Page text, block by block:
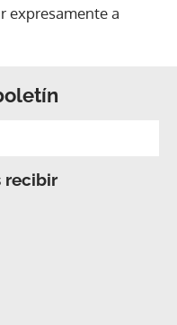
expresamente a
recibir